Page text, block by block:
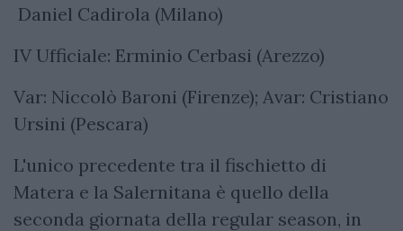
Daniel Cadirola (Milano)
IV Ufficiale: Erminio Cerbasi (Arezzo)
Var: Niccolò Baroni (Firenze); Avar: Cristiano
Ursini (Pescara)
L'unico precedente tra il fischietto di
Matera e la Salernitana è quello della
seconda giornata della regular season, in